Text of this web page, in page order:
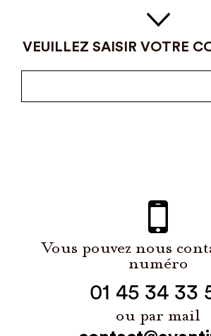
VEUILLEZ SAISIR VOTRE
Vous pouvez nous
numéro
01 45 34 33
ou par mail